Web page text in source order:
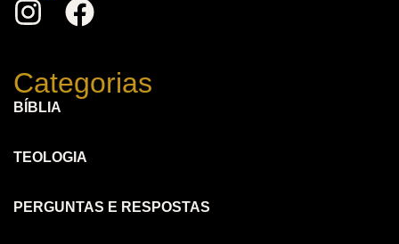
Categorias
BÍBLIA
TEOLOGIA
PERGUNTAS E RESPOSTAS